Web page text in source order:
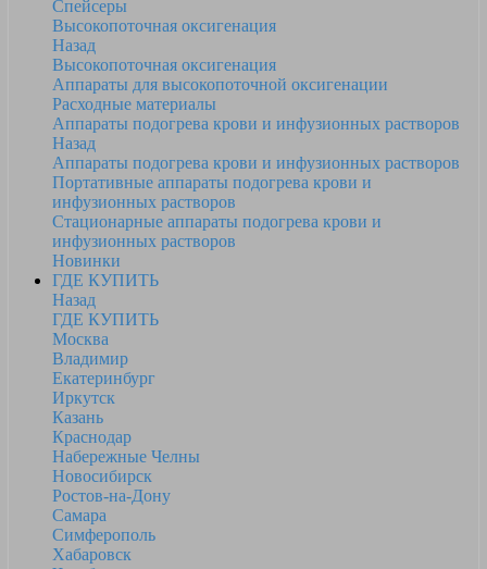
Спейсеры
Высокопоточная оксигенация
Назад
Высокопоточная оксигенация
Аппараты для высокопоточной оксигенации
Расходные материалы
Аппараты подогрева крови и инфузионных растворов
Назад
Аппараты подогрева крови и инфузионных растворов
Портативные аппараты подогрева крови и
инфузионных растворов
Стационарные аппараты подогрева крови и
инфузионных растворов
Новинки
ГДЕ КУПИТЬ
Назад
ГДЕ КУПИТЬ
Москва
Владимир
Екатеринбург
Иркутск
Казань
Краснодар
Набережные Челны
Новосибирск
Ростов-на-Дону
Самара
Симферополь
Хабаровск